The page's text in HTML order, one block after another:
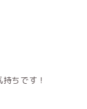
ちです！